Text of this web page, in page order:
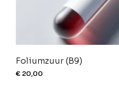
Foliumzuur (B9)
€ 20,00